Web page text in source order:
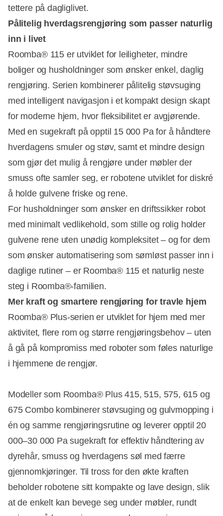
tettere på dagliglivet.
Pålitelig hverdagsrengjøring som passer naturlig
inn i livet
Roomba® 115 er utviklet for leiligheter, mindre
boliger og husholdninger som ønsker enkel, daglig
rengjøring. Serien kombinerer pålitelig støvsuging
med intelligent navigasjon i et kompakt design skapt
for moderne hjem, hvor fleksibilitet er avgjørende.
Med en sugekraft på opptil 15 000 Pa for å håndtere
hverdagens smuler og støv, samt et mindre design
som gjør det mulig å rengjøre under møbler der
smuss ofte samler seg, er robotene utviklet for diskré
å holde gulvene friske og rene.
For husholdninger som ønsker en driftssikker robot
med minimalt vedlikehold, som stille og rolig holder
gulvene rene uten unødig kompleksitet – og for dem
som ønsker automatisering som sømløst passer inn i
daglige rutiner – er Roomba® 115 et naturlig neste
steg i Roomba®-familien.
Mer kraft og smartere rengjøring for travle hjem
Roomba® Plus-serien er utviklet for hjem med mer
aktivitet, flere rom og større rengjøringsbehov – uten
å gå på kompromiss med roboter som føles naturlige
i hjemmene de rengjør.
Modeller som Roomba® Plus 415, 515, 575, 615 og
675 Combo kombinerer støvsuging og gulvmopping i
én og samme rengjøringsrutine og leverer opptil 20
000–30 000 Pa sugekraft for effektiv håndtering av
dyrehår, smuss og hverdagens søl med færre
gjennomkjøringer. Til tross for den økte kraften
beholder robotene sitt kompakte og lave design, slik
at de enkelt kan bevege seg under møbler, rundt